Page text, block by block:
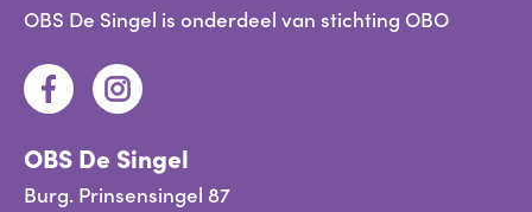
OBS De Singel is onderdeel van stichting OBO
OBS De Singel
Burg. Prinsensingel 87